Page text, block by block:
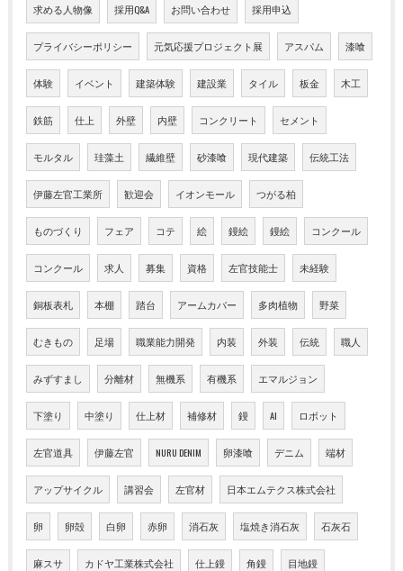
求める人物像 採用Q&A お問い合わせ 採用申込
プライバシーポリシー 元気応援プロジェクト展 アスパム 漆喰
体験 イベント 建築体験 建設業 タイル 板金 木工
鉄筋 仕上 外壁 内壁 コンクリート セメント
モルタル 珪藻土 繊維壁 砂漆喰 現代建築 伝統工法
伊藤左官工業所 歓迎会 イオンモール つがる柏
ものづくり フェア コテ 絵 鏝絵 鏝絵 コンクール
コンクール 求人 募集 資格 左官技能士 未経験
銅板表札 本棚 踏台 アームカバー 多肉植物 野菜
むきもの 足場 職業能力開発 内装 外装 伝統 職人
みずすまし 分離材 無機系 有機系 エマルジョン
下塗り 中塗り 仕上材 補修材 鏝 AI ロボット
左官道具 伊藤左官 NURU DENIM 卵漆喰 デニム 端材
アップサイクル 講習会 左官材 日本エムテクス株式会社
卵 卵殻 白卵 赤卵 消石灰 塩焼き消石灰 石灰石
麻スサ カドヤ工業株式会社 仕上鏝 角鏝 目地鏝